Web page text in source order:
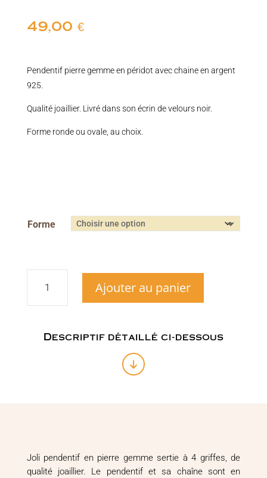
49,00 €
Pendentif pierre gemme en péridot avec chaine en argent
925.
Qualité joaillier. Livré dans son écrin de velours noir.
Forme ronde ou ovale, au choix.
Forme
Pierre
Péridot
Ajouter au panier
Descriptif détaillé ci-dessous
Joli pendentif en pierre gemme sertie à 4 griffes, de
qualité joaillier. Le pendentif et sa chaîne sont en